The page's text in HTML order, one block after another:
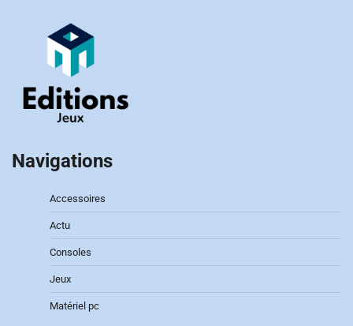
Navigations
Accessoires
Actu
Consoles
Jeux
Matériel pc